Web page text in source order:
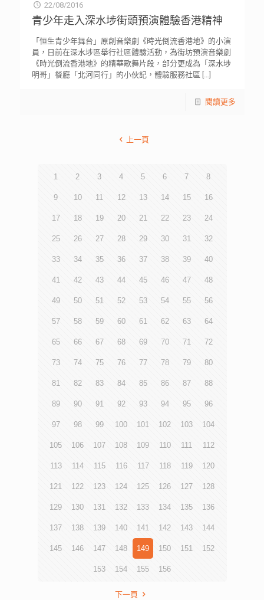
22/08/2016
青少年走入深水埗街頭預演體驗香港精神
「恒生青少年舞台」原創音樂劇《時光倒流香港地》的小演
員，日前在深水埗區舉行社區體驗活動，為街坊預演音樂劇
《時光倒流香港地》的精華歌舞片段，部分更成為「深水埗
明哥」餐廳「北河同行」的小伙記，體驗服務社區 […]
閱讀更多
上一頁
1 2 3 4 5 6 7 8
9 10 11 12 13 14 15 16
17 18 19 20 21 22 23 24
25 26 27 28 29 30 31 32
33 34 35 36 37 38 39 40
41 42 43 44 45 46 47 48
49 50 51 52 53 54 55 56
57 58 59 60 61 62 63 64
65 66 67 68 69 70 71 72
73 74 75 76 77 78 79 80
81 82 83 84 85 86 87 88
89 90 91 92 93 94 95 96
97 98 99 100 101 102 103 104
105 106 107 108 109 110 111 112
113 114 115 116 117 118 119 120
121 122 123 124 125 126 127 128
129 130 131 132 133 134 135 136
137 138 139 140 141 142 143 144
145 146 147 148 149 150 151 152
153 154 155 156
下一頁